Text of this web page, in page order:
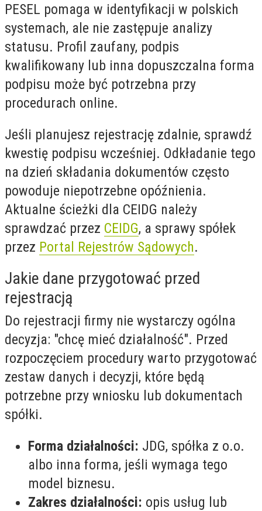
PESEL pomaga w identyfikacji w polskich
systemach, ale nie zastępuje analizy
statusu. Profil zaufany, podpis
kwalifikowany lub inna dopuszczalna forma
podpisu może być potrzebna przy
procedurach online.
Jeśli planujesz rejestrację zdalnie, sprawdź
kwestię podpisu wcześniej. Odkładanie tego
na dzień składania dokumentów często
powoduje niepotrzebne opóźnienia.
Aktualne ścieżki dla CEIDG należy
sprawdzać przez CEIDG, a sprawy spółek
przez Portal Rejestrów Sądowych.
Jakie dane przygotować przed
rejestracją
Do rejestracji firmy nie wystarczy ogólna
decyzja: "chcę mieć działalność". Przed
rozpoczęciem procedury warto przygotować
zestaw danych i decyzji, które będą
potrzebne przy wniosku lub dokumentach
spółki.
Forma działalności: JDG, spółka z o.o.
albo inna forma, jeśli wymaga tego
model biznesu.
Zakres działalności: opis usług lub